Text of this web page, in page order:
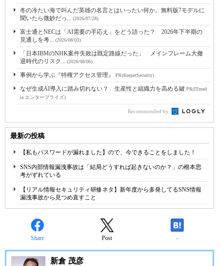
冬の冷たい海で叫んだ英雄の名言とはいったい何か。無料版7モデルに
聞いたら微妙だっ... (2026/07/28)
富士通とNECは「AI需要の手応え」をどう語った？ 2026年下半期の
見通しを考... (2026/08/03)
「日本IBMのNHK案件失敗は既定路線だった」 メインフレーム大撤
退時代のリスク... (2026/08/06)
事例から学ぶ『特権アクセス管理』 PR(KeeperSecurity)
なぜ生成AI導入に踏み切れない？ 生産性と組織力を高める鍵 PR(ITmed
ia エンタープライズ)
Recommended by
最新の投稿
【私もパスワードが漏れました】ので、今できることをしました！
SNS内部情報漏洩事故は「結局どうすれば起きないのか？」の根本思
考がずれている
【リアル情報セキュリティ研修ネタ】新年度から多発してるSNS情報
漏洩事故から見つめ直すこと
Share Post -
新倉 茂彦